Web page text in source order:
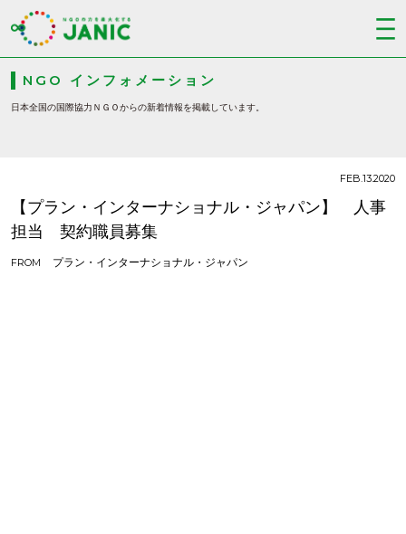
NGO インフォメーション
日本全国の国際協力ＮＧＯからの新着情報を掲載しています。
【プラン・インターナショナル・ジャパン】 人事
担当 契約職員募集
FROM プラン・インターナショナル・ジャパン
FEB.13.2020